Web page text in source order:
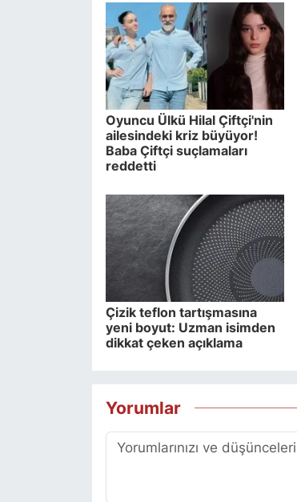
Oyuncu Ülkü Hilal Çiftçi'nin
ailesindeki kriz büyüyor!
Baba Çiftçi suçlamaları
reddetti
Çizik teflon tartışmasına
yeni boyut: Uzman isimden
dikkat çeken açıklama
Yorumlar